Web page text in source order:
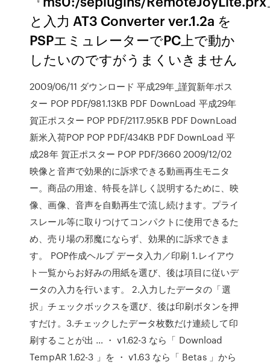
と入力 AT3 Converter ver.1.2a を
PSPエミュレーターでPC上で動か
したいのですがうまくいきません
2009/06/11 ダウンロード 平成29年_謹賀新年ポス
ター POP PDF/981.13KB PDF DownLoad 平成29年
賀正ポスター POP PDF/2117.95KB PDF DownLoad
新米入荷POP POP PDF/434KB PDF DownLoad 平
成28年 賀正ポスター POP PDF/3660 2009/12/02
映像と音声で効果的に訴求できる動画再生モニタ
ー。商品の用途、特長を詳しく説明するために、映
像、画像、音声を自動再生で流し続けます。プライ
スレール等に取りつけてコンパクトに使用できるた
め、売り場の邪魔にならず、効果的に訴求できま
す。 POP作成ヘルプ データ入力／印刷 1.レイアウ
ト一覧からお好みの用紙を選び、後は項目に従いデ
ータの入力を行います。 2.入力したデータの「選
択」チェックボックスを選び、後は印刷ボタンを押
すだけ。3.チェックしたデータ枚数だけ連続して印
刷することが出 … ・ v1.62-3 なら「 Download
TempAR 1.62-3 」を ・ v1.63 なら「 Betas 」から